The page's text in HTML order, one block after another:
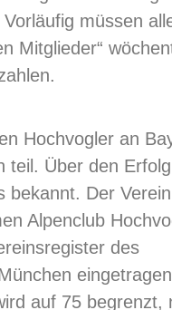
müssen
Mitglieder“
Hochvogler an
teil. Über den
bekannt. Der
Alpenclub
des
auf 75 begrenzt,